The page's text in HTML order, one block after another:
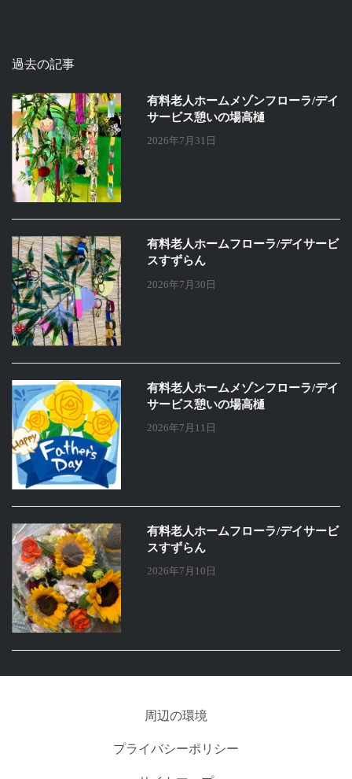
過去の記事
有料老人ホームメゾンフローラ/デイ
サービス憩いの場高樋
2026年7月31日
有料老人ホームフローラ/デイサービ
スすずらん
2026年7月30日
有料老人ホームメゾンフローラ/デイ
サービス憩いの場高樋
2026年7月11日
有料老人ホームフローラ/デイサービ
スすずらん
2026年7月10日
周辺の環境
プライバシーポリシー